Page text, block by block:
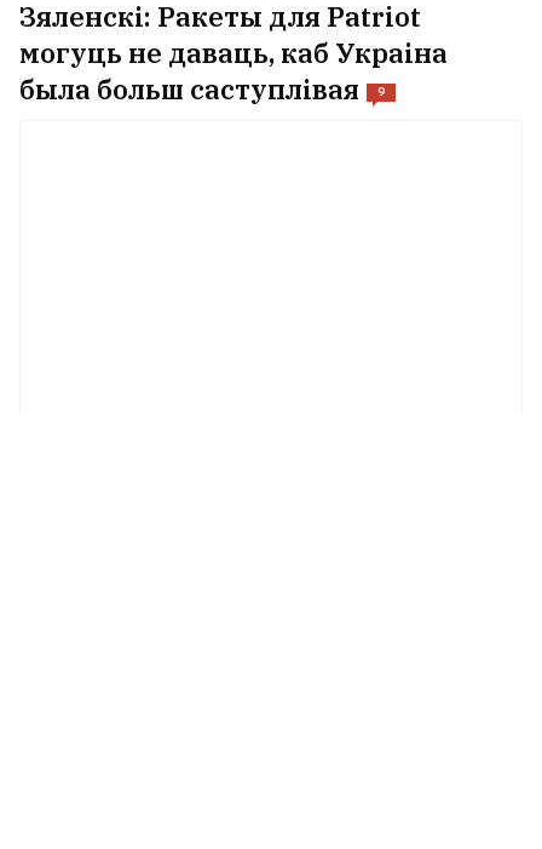
Зяленскі: Ракеты для Patriot
могуць не даваць, каб Украіна
была больш саступлівая
9